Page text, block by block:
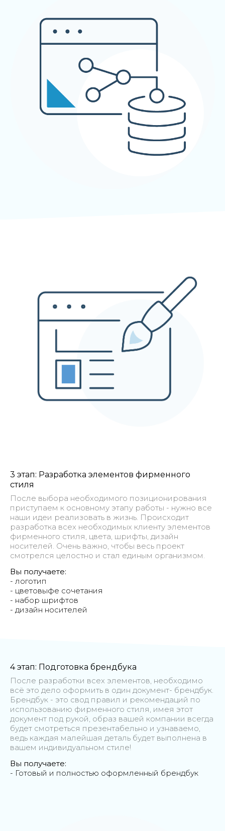
3 этап: Разработка элементов фирменного
стиля
После выбора необходимого позиционирования
приступаем к основному этапу работы - нужно все
наши идеи реализовать в жизнь. Происходит
разработка всех необходимых клиенту элементов
фирменного стиля, цвета, шрифты, дизайн
носителей. Очень важно, чтобы весь проект
смотрелся целостно и стал единым организмом.
Вы получаете:
- логотип
- цветовыфе сочетания
- набор шрифтов
- дизайн носителей
4 этап: Подготовка брендбука
После разработки всех элементов, необходимо
всё это дело оформить в один документ- брендбук.
Брендбук - это свод правил и рекомендаций по
использованию фирменного стиля, имея этот
документ под рукой, образ вашей компании всегда
будет смотреться презентабельно и узнаваемо,
ведь каждая малейшая деталь будет выполнена в
вашем индивидуальном стиле!
Вы получаете:
- Готовый и полностью оформленный брендбук